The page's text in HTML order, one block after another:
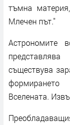
тъмна
Млечен път."
Астрономите
съществува
формирането
Вселената.